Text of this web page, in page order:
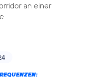
an einer